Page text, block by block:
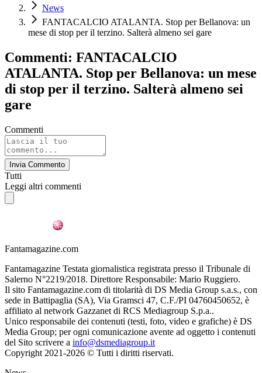
News
FANTACALCIO ATALANTA. Stop per Bellanova: un
mese di stop per il terzino. Salterà almeno sei gare
Commenti: FANTACALCIO
ATALANTA. Stop per Bellanova: un mese
di stop per il terzino. Salterà almeno sei
gare
Commenti
Invia Commento
Tutti
Leggi altri commenti
Fantamagazine.com
Fantamagazine Testata giornalistica registrata presso il Tribunale di
Salerno N°2219/2018. Direttore Responsabile: Mario Ruggiero.
Il sito Fantamagazine.com di titolarità di DS Media Group s.a.s., con
sede in Battipaglia (SA), Via Gramsci 47, C.F./PI 04760450652, è
affiliato al network Gazzanet di RCS Mediagroup S.p.a..
Unico responsabile dei contenuti (testi, foto, video e grafiche) è DS
Media Group; per ogni comunicazione avente ad oggetto i contenuti
del Sito scrivere a info@dsmediagroup.it
Copyright 2021-2026 © Tutti i diritti riservati.